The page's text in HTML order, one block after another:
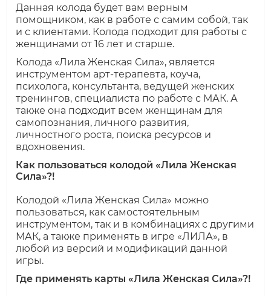
Данная колода будет вам верным
помощником, как в работе с самим собой, так
и с клиентами. Колода подходит для работы с
женщинами от 16 лет и старше.
Колода «Лила Женская Сила», является
инструментом арт-терапевта, коуча,
психолога, консультанта, ведущей женских
тренингов, специалиста по работе с МАК. А
также она подходит всем женщинам для
самопознания, личного развития,
личностного роста, поиска ресурсов и
вдохновения.
Как пользоваться колодой «Лила Женская
Сила»?!
Колодой «Лила Женская Сила» можно
пользоваться, как самостоятельным
инструментом, так и в комбинациях с другими
МАК, а также применять в игре «ЛИЛА», в
любой из версий и модификаций данной
игры.
Где применять карты «Лила Женская Сила»?!